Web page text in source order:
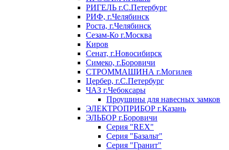
РИГЕЛЬ г.С.Петербург
РИФ, г.Челябинск
Роста, г.Челябинск
Сезам-Ко г.Москва
Киров
Сенат, г.Новосибирск
Симеко, г.Боровичи
СТРОММАШИНА г.Могилев
Цербер, г.С.Петербург
ЧАЗ г.Чебоксары
Проушины для навесных замков
ЭЛЕКТРОПРИБОР г.Казань
ЭЛЬБОР г.Боровичи
Серия "REX"
Серия "Базальт"
Серия "Гранит"